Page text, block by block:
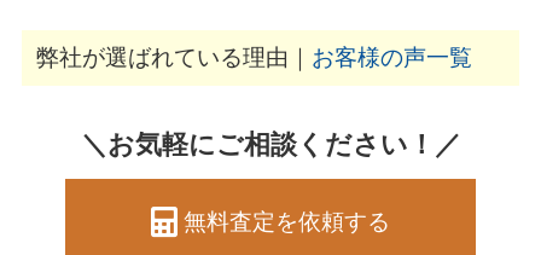
弊社が選ばれている理由｜ お客様の声一覧
＼お気軽にご相談ください！／
無料査定を依頼する